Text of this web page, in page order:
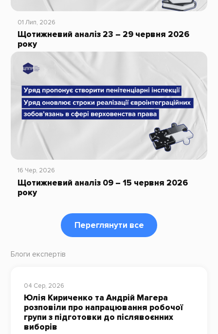
01 Лип, 2026
Щотижневий аналіз 23 – 29 червня 2026
року
16 Чер, 2026
Щотижневий аналіз 09 – 15 червня 2026
року
Переглянути все
Блоги експертів
04 Сер, 2026
Юлія Кириченко та Андрій Магера
розповіли про напрацювання робочої
групи з підготовки до післявоєнних
виборів